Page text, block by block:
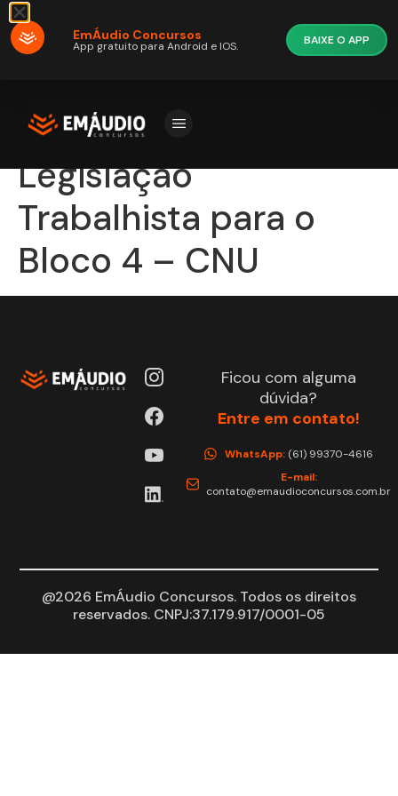
Legislação
Trabalhista para o
Bloco 4 – CNU
Ficou com alguma
dúvida?
Entre em contato!
WhatsApp: (61) 99370-4616
E-mail:
contato@emaudioconcursos.com.br
@2026 EmÁudio Concursos. Todos os direitos
reservados. CNPJ:37.179.917/0001-05
EmÁudio Concursos
App gratuito para Android e IOS. BAIXE O APP